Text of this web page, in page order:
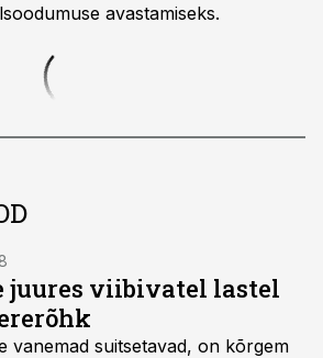
avastamiseks.
juures viibivatel lastel
suitsetavad, on kõrgem